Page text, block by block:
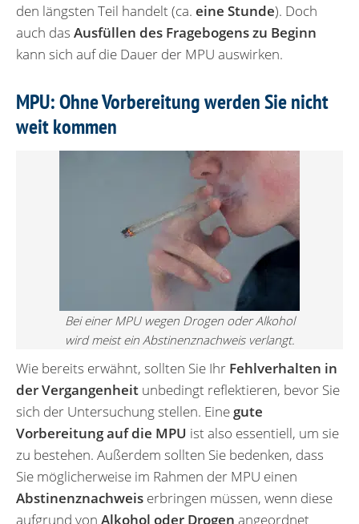
den längsten Teil handelt (ca. eine Stunde). Doch
auch das Ausfüllen des Fragebogens zu Beginn
kann sich auf die Dauer der MPU auswirken.
MPU: Ohne Vorbereitung werden Sie nicht
weit kommen
Bei einer MPU wegen Drogen oder Alkohol
wird meist ein Abstinenznachweis verlangt.
Wie bereits erwähnt, sollten Sie Ihr Fehlverhalten in
der Vergangenheit unbedingt reflektieren, bevor Sie
sich der Untersuchung stellen. Eine gute
Vorbereitung auf die MPU ist also essentiell, um sie
zu bestehen. Außerdem sollten Sie bedenken, dass
Sie möglicherweise im Rahmen der MPU einen
Abstinenznachweis erbringen müssen, wenn diese
aufgrund von Alkohol oder Drogen angeordnet